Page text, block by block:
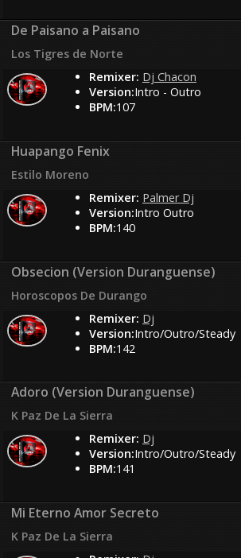
De Paisano a Paisano
Los Tigres de Norte
Remixer: Dj Chacon
Version:Intro - Outro
BPM:107
Huapango Fenix
Estilo Moreno
Remixer: Palmer Dj
Version:Intro Outro
BPM:140
Obsecion (Version Duranguense)
Horoscopos De Durango
Remixer: Dj
Version:Intro/Outro/Steady
BPM:142
Adoro (Version Duranguense)
K Paz De La Sierra
Remixer: Dj
Version:Intro/Outro/Steady
BPM:141
Mi Eterno Amor Secreto
K Paz De La Sierra